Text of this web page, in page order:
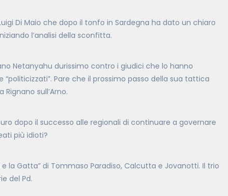
Di Maio che dopo il tonfo in Sardegna ha dato un chiaro
l’analisi della sconfitta.
Netanyahu durissimo contro i giudici che lo hanno
Pare che il prossimo passo della sua tattica
sull’Arno.
dopo il successo alle regionali di continuare a governare
più idioti?
la Gatta” di Tommaso Paradiso, Calcutta e Jovanotti. Il trio
del Pd.